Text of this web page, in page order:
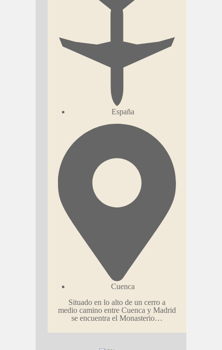
España
Cuenca
Situado en lo alto de un cerro a
medio camino entre Cuenca y Madrid
se encuentra el Monasterio…